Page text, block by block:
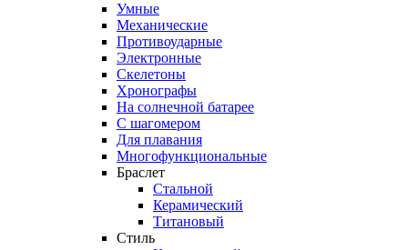
Умные
Механические
Противоударные
Электронные
Скелетоны
Хронографы
На солнечной батарее
С шагомером
Для плавания
Многофункциональные
Браслет
Стальной
Керамический
Титановый
Стиль